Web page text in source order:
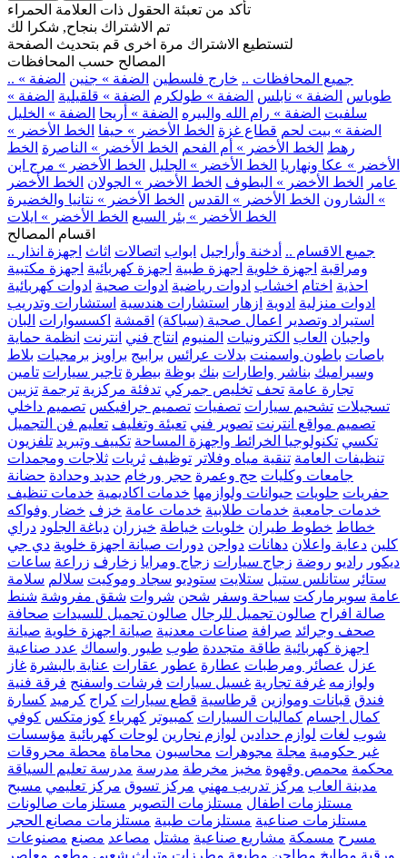
تأكد من تعبئة الحقول ذات العلامة الحمراء
تم الاشتراك بنجاح, شكرا لك
لتستطيع الاشتراك مرة اخرى قم بتحديث الصفحة
المصالح حسب المحافظات
.. جميع المحافظات .. خارج فلسطين الضفة » جنين الضفة »
طوباس الضفة » نابلس الضفة » طولكرم الضفة » قلقيلية الضفة »
سلفيت الضفة » رام الله والبيره الضفة » أريحا الضفة » الخليل
الضفة » بيت لحم قطاع غزة الخط الأخضر » حيفا الخط الأخضر »
رهط الخط الأخضر » أم الفحم الخط الأخضر » الناصرة الخط
الأخضر » عكا ونهاريا الخط الأخضر » الجليل الخط الأخضر » مرج ابن
عامر
الخط الأخضر » البطوف الخط الأخضر » الجولان الخط الأخضر
» الشارون الخط الأخضر » القدس الخط الأخضر » نتانيا والخضيرة
الخط الأخضر » بئر السبع الخط الأخضر » ايلات
اقسام المصالح
.. جميع الاقسام .. أدخنة وأراجيل ابواب اتصالات اثاث اجهزة انذار
ومراقبة اجهزة خلوية اجهزة طبية اجهزة كهربائية اجهزة مكتبية
احذية اختام اخشاب ادوات رياضية ادوات صحية ادوات كهربائية
ادوات منزلية ادوية ازهار استشارات هندسية استشارات وتدريب
استيراد وتصدير
اعمال صحية (سباكة) اقمشة اكسسوارات البان
واجبان العاب الكترونيات المنيوم انتاج فني انترنت انظمة حماية
باصات باطون واسمنت بدلات عرائس برابيج براويز برمجيات بلاط
وسيراميك بناشر واطارات بنك بوظة بيطرة تاجير سيارات تامين
تجارة عامة تحف تخليص جمركي تدفئة مركزية ترجمة تزيين
تسجيلات تشحيم سيارات تصفيات تصميم جرافيكس تصميم داخلي
تصميم مواقع انترنت تصوير فني تعبئة وتغليف تعليم فن التجميل
تكسي تكنولوجيا الخرائط واجهزة المساحة تكييف وتبريد تلفزيون
تنظيفات العامة تنقية مياه وفلاتر توظيف ثريات ثلاجات ومجمدات
جامعات وكليات حج وعمرة حجر ورخام حديد وحدادة حضانة
حفريات حلويات حيوانات ولوازمها خدمات اكاديمية خدمات تنظيف
خدمات جامعية خدمات طلابية خدمات عامة خزف خضار وفواكه
خطاط خطوط طيران خلويات خياطة خيزران دباغة الجلود دراي
كلين دعاية واعلان دهانات دواجن دورات صيانة اجهزة خلوية دي جي
ديكور راديو روضة زجاج سيارات زجاج ومرايا زخارف زراعة ساعات
ستائر ستانلس ستيل ستلايت ستوديو سجاد وموكيت سلالم سلامة
عامة سوبرماركت سياحة وسفر شحن شروات شقق مفروشة شنط
صالة افراح صالون تجميل للرجال صالون تجميل للسيدات صحافة
صحف وجرائد صرافة صناعات معدنية صيانة اجهزة خلوية صيانة
اجهزة كهربائية طاقة متجددة طوب طيور واسماك عدد صناعية
عزل عصائر ومرطبات عطارة عطور عقارات عناية بالبشرة غاز
ولوازمه غرفة تجارية غسيل سيارات فرشات واسفنج فرقة فنية
فندق قبانات وموازين قرطاسية قطع سيارات كراج كرميد كسارة
كمال اجسام كماليات السيارات كمبيوتر كهرباء كوزمتكس كوفي
شوب لغات لوازم حدادين لوازم نجارين لوحات كهربائية مؤسسات
غير حكومية مجلة مجوهرات محاسبون محاماة محطة محروقات
محكمة محمص وقهوة مخبز مخرطة مدرسة مدرسة تعليم السياقة
مدينة العاب مركز تدريب مهني مركز تسوق مركز تعليمي مسبح
مستلزمات اطفال مستلزمات التصوير مستلزمات صالونات
مستلزمات صناعية مستلزمات طبية مستلزمات مصانع الحجر
مسرح مسمكة مشاريع صناعية مشتل مصاعد مصنع مصنوعات
ورقية مطابخ مطاحن مطبعة مطرزات وتراث شعبي مطعم معاصر